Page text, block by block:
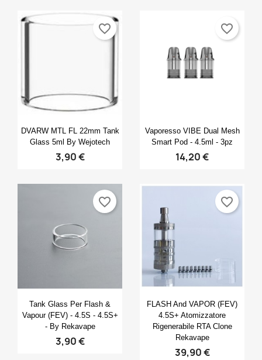
Anteprima
DVARW MTL FL 22mm Tank
Glass 5ml By Wejotech
3,90 €
favorite_border
Anteprima
Vaporesso VIBE Dual Mesh
Smart Pod - 4.5ml - 3pz
14,20 €
favorite_border
Anteprima
Tank Glass Per Flash &
Vapour (FEV) - 4.5S - 4.5S+
- By Rekavape
3,90 €
favorite_border
Anteprima
FLASH And VAPOR (FEV)
4.5S+ Atomizzatore
Rigenerabile RTA Clone
Rekavape
39,90 €
favorite_border